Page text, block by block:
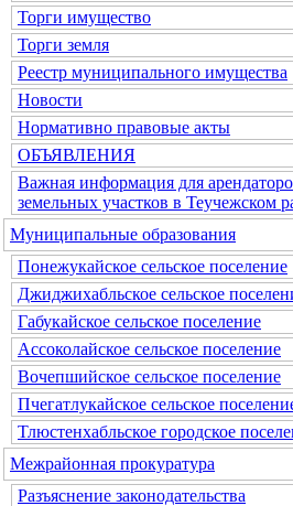
Торги имущество
Торги земля
Реестр муниципального имущества
Новости
Нормативно правовые акты
ОБЪЯВЛЕНИЯ
Важная информация для
земельных участков в Теучежском
Муниципальные образования
Понежукайское сельское поселение
Джиджихабльское сельское
Габукайское сельское поселение
Ассоколайское сельское поселение
Вочепшийское сельское поселение
Пчегатлукайское сельское
Тлюстенхабльское городское
Межрайонная прокуратура
Разъяснение законодательства